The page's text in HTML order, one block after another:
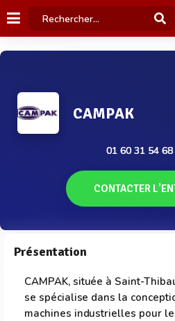
CAMPAK
01 60 31 54 68
CONTACTER
Présentation
CAMPAK, située à Saint-
se spécialise dans la
machines industrielles pour